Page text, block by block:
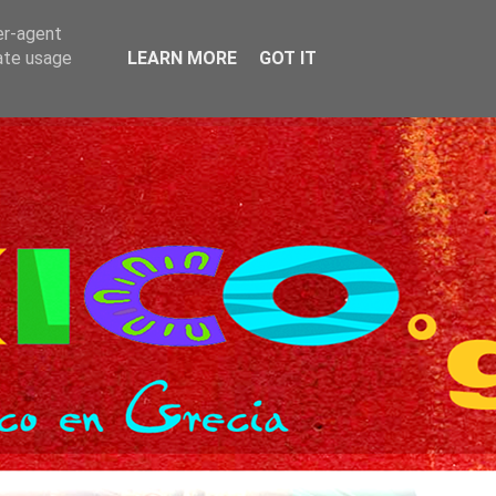
agent
usage
LEARN MORE GOT IT